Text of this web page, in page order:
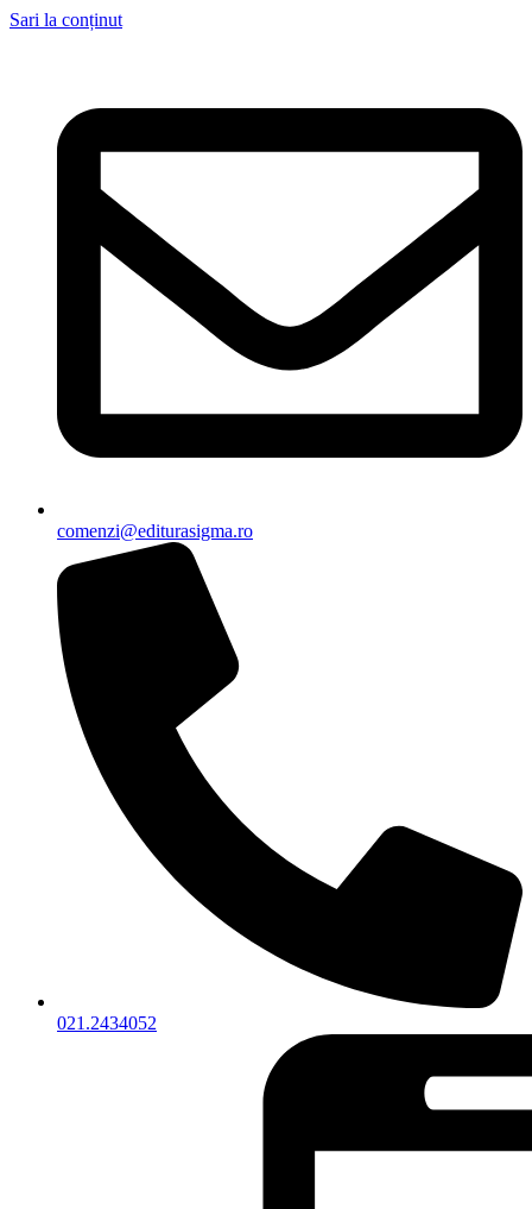
Sari la conținut
comenzi@editurasigma.ro
021.2434052